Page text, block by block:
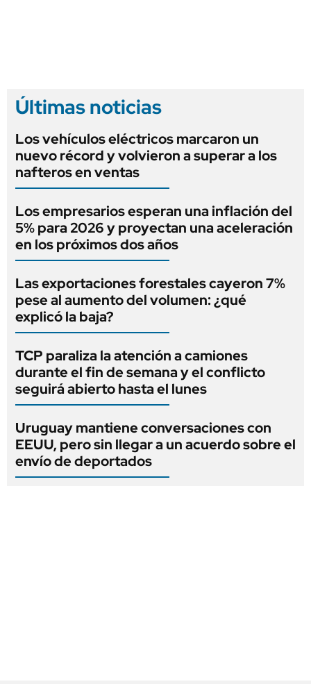
Últimas noticias
Los vehículos eléctricos marcaron un
nuevo récord y volvieron a superar a los
nafteros en ventas
Los empresarios esperan una inflación del
5% para 2026 y proyectan una aceleración
en los próximos dos años
Las exportaciones forestales cayeron 7%
pese al aumento del volumen: ¿qué
explicó la baja?
TCP paraliza la atención a camiones
durante el fin de semana y el conflicto
seguirá abierto hasta el lunes
Uruguay mantiene conversaciones con
EEUU, pero sin llegar a un acuerdo sobre el
envío de deportados